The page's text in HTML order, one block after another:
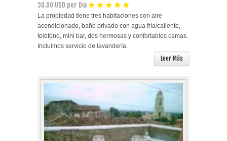
30.00 USD por Dia
La propiedad tiene tres habitaciones con aire
acondicionado, baño privado con agua fría/caliente,
teléfono, mini bar, dos hermosas y confortables camas.
Incluimos servicio de lavandería.
Leer Más